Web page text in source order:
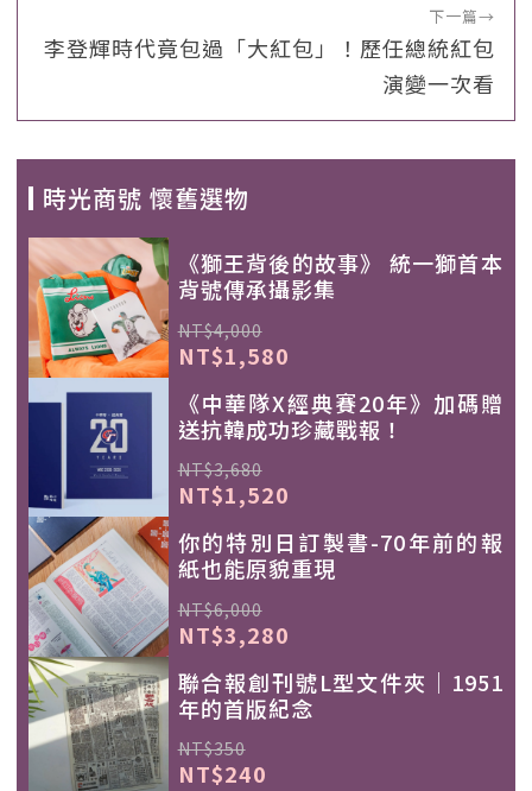
下一篇→
李登輝時代竟包過「大紅包」！歷任總統紅包
演變一次看
時光商號 懷舊選物
《獅王背後的故事》 統一獅首本
背號傳承攝影集
NT$4,000
NT$1,580
《中華隊X經典賽20年》加碼贈
送抗韓成功珍藏戰報！
NT$3,680
NT$1,520
你的特別日訂製書-70年前的報
紙也能原貌重現
NT$6,000
NT$3,280
聯合報創刊號L型文件夾｜1951
年的首版紀念
NT$350
NT$240